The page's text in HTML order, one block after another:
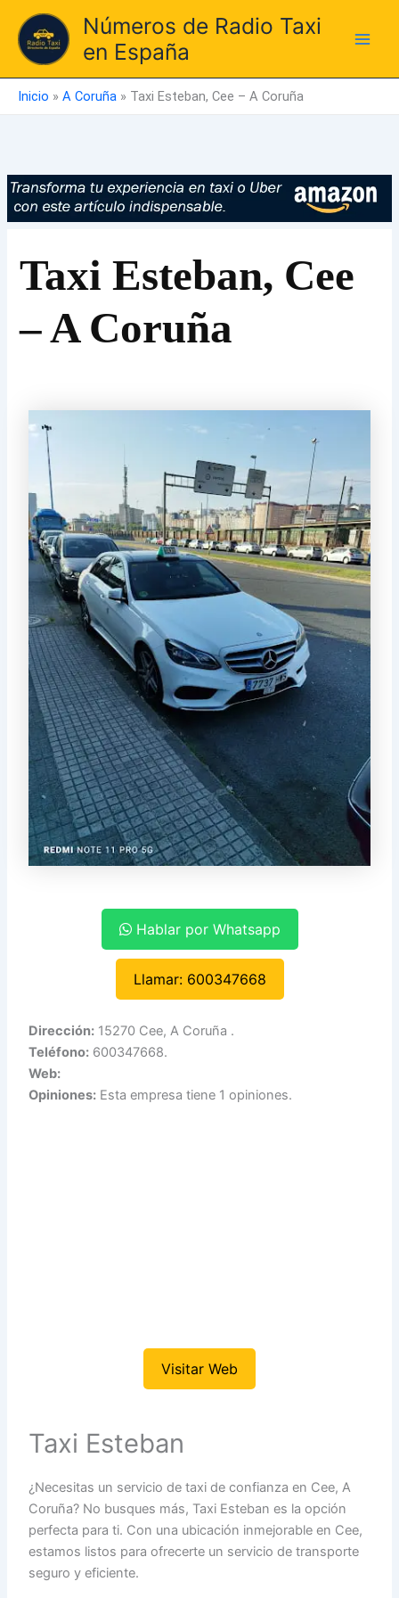
contenido
Números de Radio Taxi
en España
Inicio » A Coruña » Taxi Esteban, Cee – A Coruña
Taxi Esteban, Cee
– A Coruña
Hablar por Whatsapp
Llamar: 600347668
Dirección: 15270 Cee, A Coruña .
Teléfono: 600347668.
Web:
Opiniones: Esta empresa tiene 1 opiniones.
Visitar Web
Taxi Esteban
¿Necesitas un servicio de taxi de confianza en Cee, A
Coruña? No busques más, Taxi Esteban es la opción
perfecta para ti. Con una ubicación inmejorable en Cee,
estamos listos para ofrecerte un servicio de transporte
seguro y eficiente.